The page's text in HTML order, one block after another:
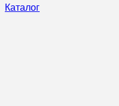
Каталог